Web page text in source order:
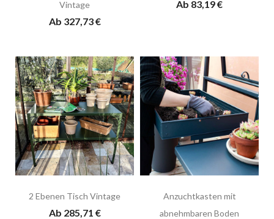
Vintage
Ab 327,73 €
Ab 83,19 €
2 Ebenen Tisch Vintage
Ab 285,71 €
Anzuchtkasten mit
abnehmbaren Boden